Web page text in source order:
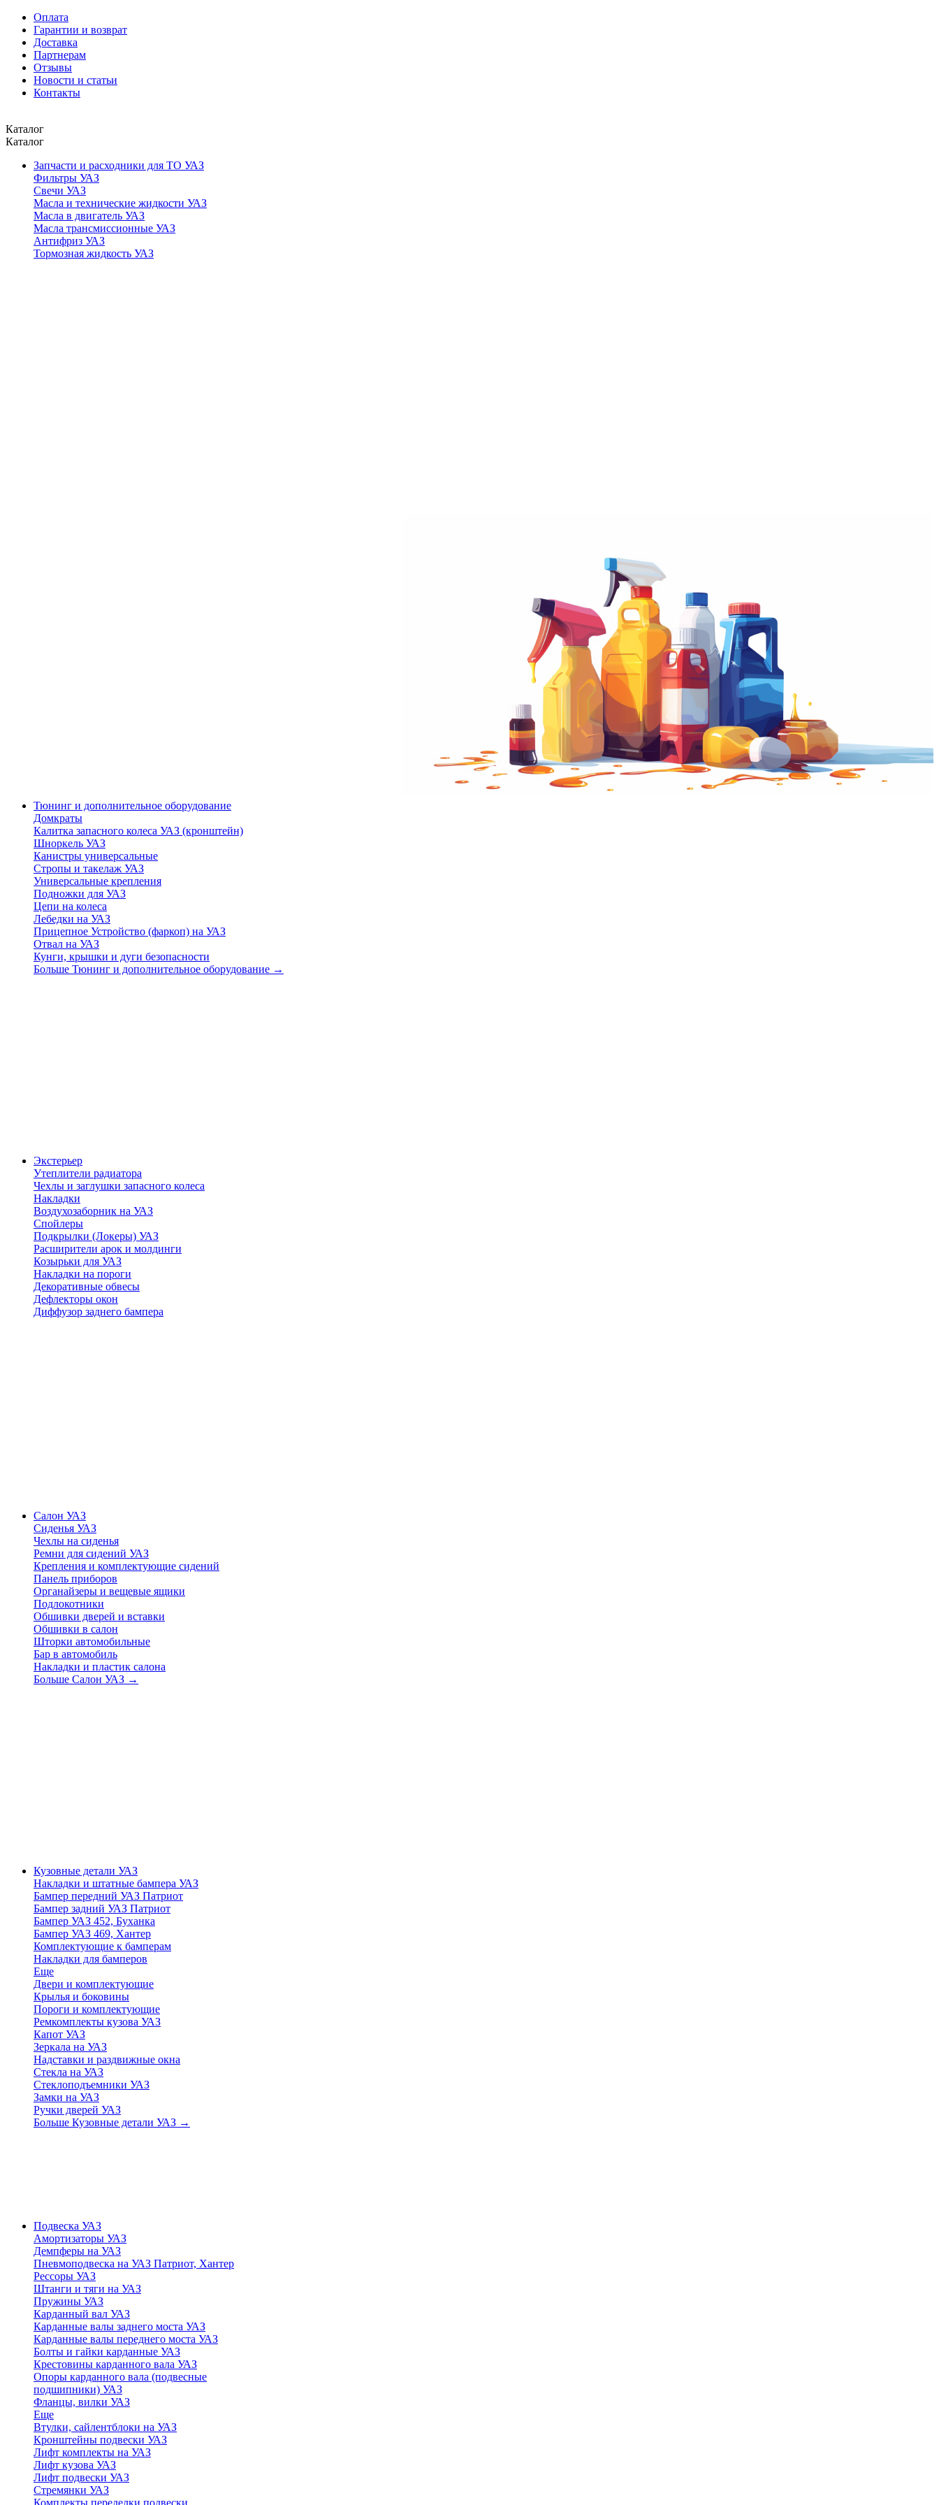
Оплата
Гарантии и возврат
Доставка
Партнерам
Отзывы
Новости и статьи
Контакты
Каталог
Каталог
Запчасти и расходники для ТО УАЗ
Фильтры УАЗ
Свечи УАЗ
Масла и технические жидкости УАЗ
Масла в двигатель УАЗ
Масла трансмиссионные УАЗ
Антифриз УАЗ
Тормозная жидкость УАЗ
Тюнинг и дополнительное оборудование
Домкраты
Калитка запасного колеса УАЗ (кронштейн)
Шноркель УАЗ
Канистры универсальные
Стропы и такелаж УАЗ
Универсальные крепления
Подножки для УАЗ
Цепи на колеса
Лебедки на УАЗ
Прицепное Устройство (фаркоп) на УАЗ
Отвал на УАЗ
Кунги, крышки и дуги безопасности
Больше Тюнинг и дополнительное оборудование →
Экстерьер
Утеплители радиатора
Чехлы и заглушки запасного колеса
Накладки
Воздухозаборник на УАЗ
Спойлеры
Подкрылки (Локеры) УАЗ
Расширители арок и молдинги
Козырьки для УАЗ
Накладки на пороги
Декоративные обвесы
Дефлекторы окон
Диффузор заднего бампера
Салон УАЗ
Сиденья УАЗ
Чехлы на сиденья
Ремни для сидений УАЗ
Крепления и комплектующие сидений
Панель приборов
Органайзеры и вещевые ящики
Подлокотники
Обшивки дверей и вставки
Обшивки в салон
Шторки автомобильные
Бар в автомобиль
Накладки и пластик салона
Больше Салон УАЗ →
Кузовные детали УАЗ
Накладки и штатные бампера УАЗ
Бампер передний УАЗ Патриот
Бампер задний УАЗ Патриот
Бампер УАЗ 452, Буханка
Бампер УАЗ 469, Хантер
Комплектующие к бамперам
Накладки для бамперов
Еще
Двери и комплектующие
Крылья и боковины
Пороги и комплектующие
Ремкомплекты кузова УАЗ
Капот УАЗ
Зеркала на УАЗ
Надставки и раздвижные окна
Стекла на УАЗ
Стеклоподъемники УАЗ
Замки на УАЗ
Ручки дверей УАЗ
Больше Кузовные детали УАЗ →
Подвеска УАЗ
Амортизаторы УАЗ
Демпферы на УАЗ
Пневмоподвеска на УАЗ Патриот, Хантер
Рессоры УАЗ
Штанги и тяги на УАЗ
Пружины УАЗ
Карданный вал УАЗ
Карданные валы заднего моста УАЗ
Карданные валы переднего моста УАЗ
Болты и гайки карданные УАЗ
Крестовины карданного вала УАЗ
Опоры карданного вала (подвесные
подшипники) УАЗ
Фланцы, вилки УАЗ
Еще
Втулки, сайлентблоки на УАЗ
Кронштейны подвески УАЗ
Лифт комплекты на УАЗ
Лифт кузова УАЗ
Лифт подвески УАЗ
Стремянки УАЗ
Комплекты переделки подвески